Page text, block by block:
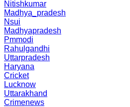
Nitishkumar
Madhya_pradesh
Nsui
Madhyapradesh
Pmmodi
Rahulgandhi
Uttarpradesh
Haryana
Cricket
Lucknow
Uttarakhand
Crimenews